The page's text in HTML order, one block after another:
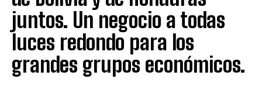
juntos. Un negocio a todas
luces redondo para los
grandes grupos económicos.